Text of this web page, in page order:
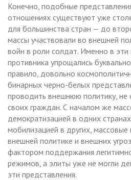
Конечно, подобные
отношениях существуют уже
для большинства стран — до
массы участвовали во внешней
войн в роли солдат. Именно в
противника упрощались
правило, довольно
бинарных черно-белых
проводить внешнюю политику, не
своих граждан. С началом же
демократизацией в одних
мобилизацией в других, массовые
внешней политике и внешних
фактором поддержания
режимов, а элиты уже не могли
эти представления.